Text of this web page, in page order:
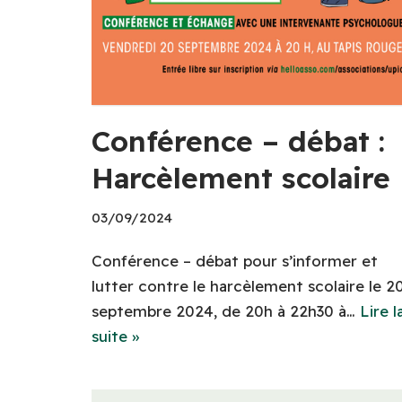
Conférence – débat :
Harcèlement scolaire
03/09/2024
Conférence – débat pour s’informer et
lutter contre le harcèlement scolaire le
septembre 2024, de 20h à 22h30 à… Lire
suite »